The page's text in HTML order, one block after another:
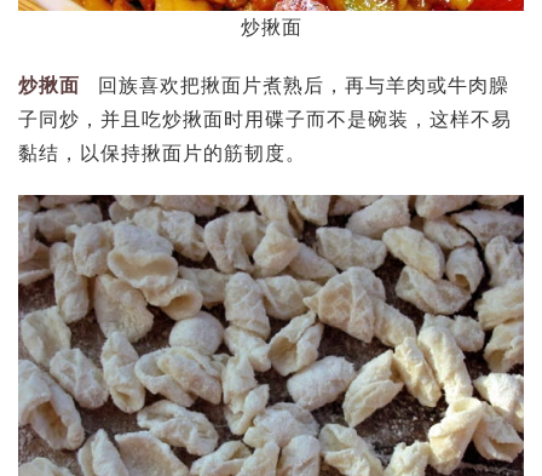
炒揪面
炒揪面 回族喜欢把揪面片煮熟后，再与羊肉或牛肉臊
子同炒，并且吃炒揪面时用碟子而不是碗装，这样不易
黏结，以保持揪面片的筋韧度。